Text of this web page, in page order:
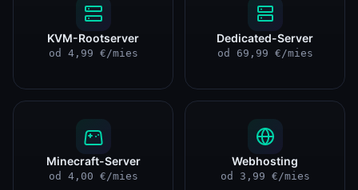
KVM-Rootserver
od 4,99 €/mies
Dedicated-Server
od 69,99 €/mies
Minecraft-Server
od 4,00 €/mies
Webhosting
od 3,99 €/mies